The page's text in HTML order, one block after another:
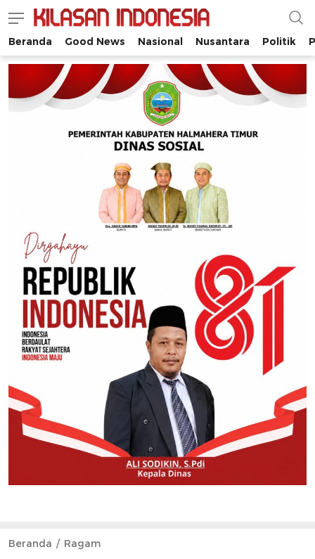
Kilasan Indonesia
Satu-satunya di Indonesia
Beranda Good News Nasional Nusantara Politik
Beranda Ragam